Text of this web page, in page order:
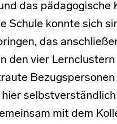
das pädagogische
Schule konnte sich
das
den vier
Bezugspersonen
mit dem